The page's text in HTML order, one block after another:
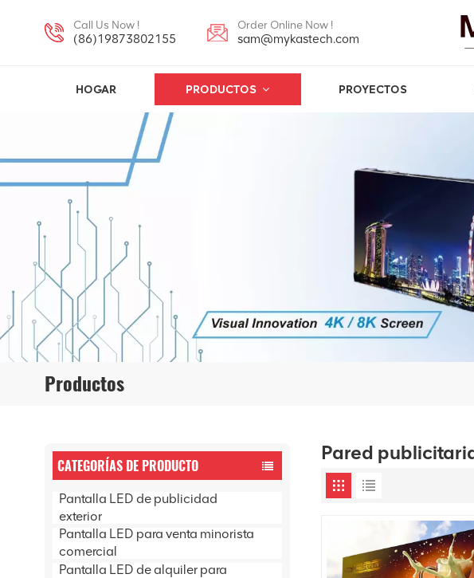
Call Us Now !
(86)19873802155
Order Online Now !
sam@mykastech.com
HOGAR PRODUCTOS PROYECTOS
Productos
CATEGORÍAS DE PRODUCTO
Pantalla LED de publicidad
exterior
Pantalla LED para venta minorista
comercial
Pantalla LED de alquiler para
Pared